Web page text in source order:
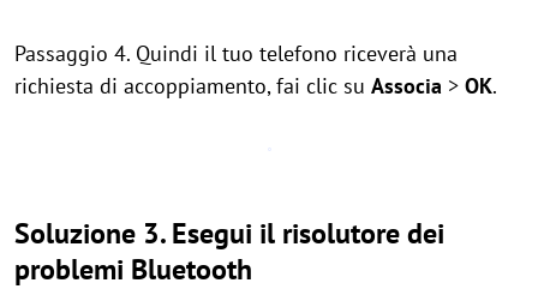
Passaggio 4. Quindi il tuo telefono riceverà una
richiesta di accoppiamento, fai clic su Associa > OK.
Soluzione 3. Esegui il risolutore dei
problemi Bluetooth